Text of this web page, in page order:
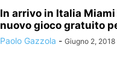
In arrivo in Italia
nuovo gioco gratuito
Paolo Gazzola - Giugno 2, 2018